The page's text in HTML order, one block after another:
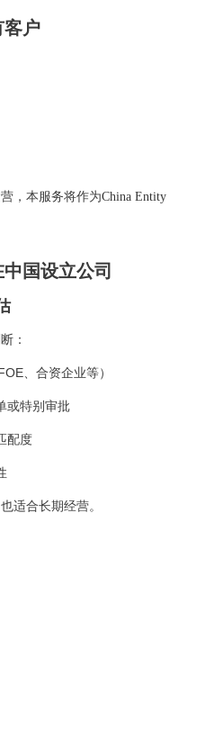
客户
，本服务将作为China Entity
国设立公司
：
、合资企业等）
或特别审批
配度
适合长期经营。